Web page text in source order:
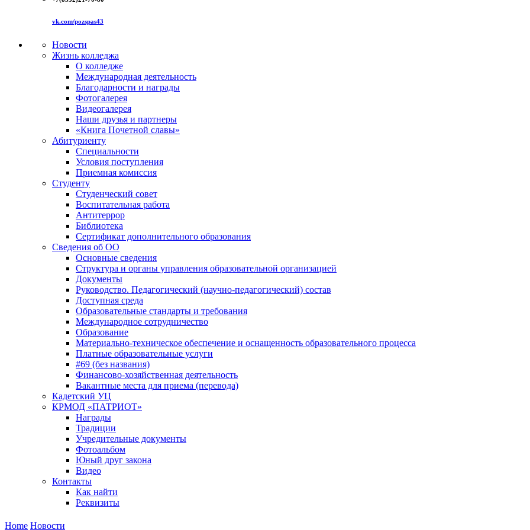
vk.com/pozspas43
Новости
Жизнь колледжа
О колледже
Международная деятельность
Благодарности и награды
Фотогалерея
Видеогалерея
Наши друзья и партнеры
«Книга Почетной славы»
Абитуриенту
Специальности
Условия поступления
Приемная комиссия
Студенту
Студенческий совет
Воспитательная работа
Антитеррор
Библиотека
Сертификат дополнительного образования
Сведения об ОО
Основные сведения
Структура и органы управления образовательной организацией
Документы
Руководство. Педагогический (научно-педагогический) состав
Доступная среда
Образовательные стандарты и требования
Международное сотрудничество
Образование
Материально-техническое обеспечение и оснащенность образовательного процесса
Платные образовательные услуги
#69 (без названия)
Финансово-хозяйственная деятельность
Вакантные места для приема (перевода)
Кадетский УЦ
КРМОД «ПАТРИОТ»
Награды
Традиции
Учредительные документы
Фотоальбом
Юный друг закона
Видео
Контакты
Как найти
Реквизиты
Home Новости